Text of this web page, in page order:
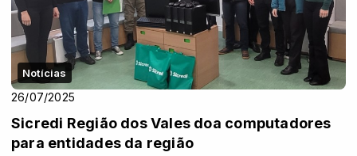
Notícias
26/07/2025
Sicredi Região dos Vales doa computadores
para entidades da região